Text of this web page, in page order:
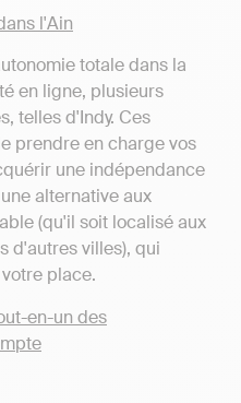
l'Ain
totale dans la
en ligne, plusieurs
telles d'Indy. Ces
prendre en charge vos
une indépendance
alternative aux
(qu'il soit localisé aux
d'autres villes), qui
place.